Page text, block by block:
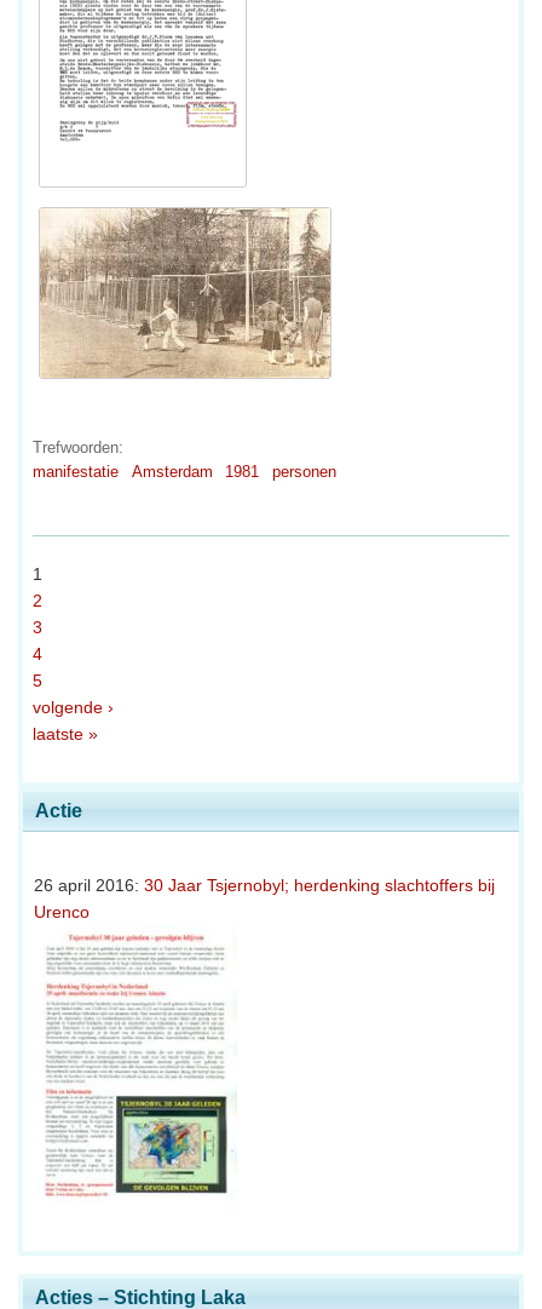
Actie
26 april 2016: 30 Jaar Tsjernobyl; herdenking slachtoffers bij
Urenco
Acties – Stichting Laka
Trefwoorden:
manifestatie
Amsterdam 1981 personen
1
2
3
4
5
volgende ›
laatste »